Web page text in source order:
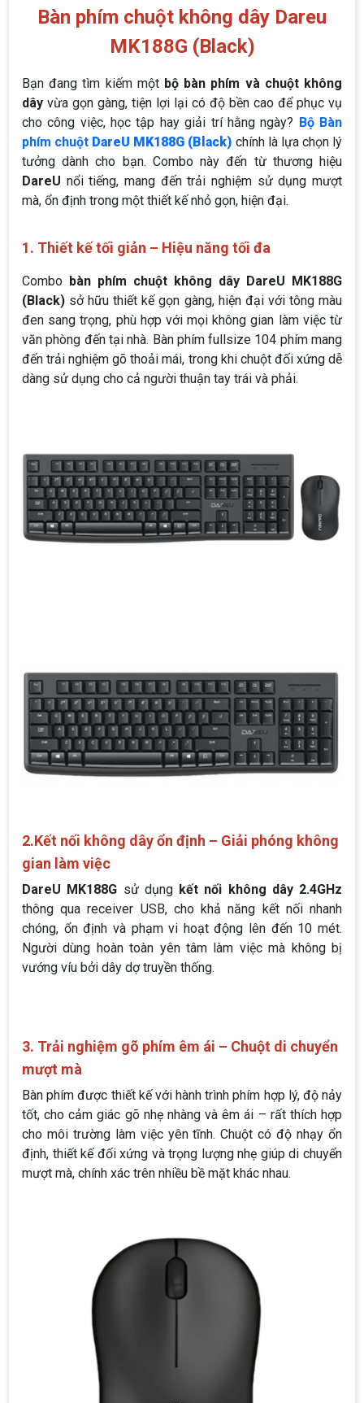
Bàn phím chuột không dây Dareu
MK188G (Black)
Bạn đang tìm kiếm một bộ bàn phím và chuột không
dây vừa gọn gàng, tiện lợi lại có độ bền cao để phục vụ
cho công việc, học tập hay giải trí hằng ngày? Bộ Bàn
phím chuột DareU MK188G (Black) chính là lựa chọn lý
tưởng dành cho bạn. Combo này đến từ thương hiệu
DareU nổi tiếng, mang đến trải nghiệm sử dụng mượt
mà, ổn định trong một thiết kế nhỏ gọn, hiện đại.
1. Thiết kế tối giản – Hiệu năng tối đa
Combo bàn phím chuột không dây DareU MK188G
(Black) sở hữu thiết kế gọn gàng, hiện đại với tông màu
đen sang trọng, phù hợp với mọi không gian làm việc từ
văn phòng đến tại nhà. Bàn phím fullsize 104 phím mang
đến trải nghiệm gõ thoải mái, trong khi chuột đối xứng dễ
dàng sử dụng cho cả người thuận tay trái và phải.
2.Kết nối không dây ổn định – Giải phóng không
gian làm việc
DareU MK188G sử dụng kết nối không dây 2.4GHz
thông qua receiver USB, cho khả năng kết nối nhanh
chóng, ổn định và phạm vi hoạt động lên đến 10 mét.
Người dùng hoàn toàn yên tâm làm việc mà không bị
vướng víu bởi dây dợ truyền thống.
3. Trải nghiệm gõ phím êm ái – Chuột di chuyển
mượt mà
Bàn phím được thiết kế với hành trình phím hợp lý, độ nảy
tốt, cho cảm giác gõ nhẹ nhàng và êm ái – rất thích hợp
cho môi trường làm việc yên tĩnh. Chuột có độ nhạy ổn
định, thiết kế đối xứng và trọng lượng nhẹ giúp di chuyển
mượt mà, chính xác trên nhiều bề mặt khác nhau.